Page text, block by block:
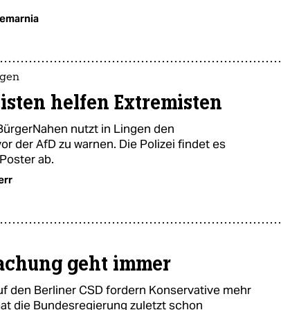
helfen Extremisten
nutzt in Lingen den
der AfD zu warnen. Die Polizei findet es
ab.
geht immer
den Berliner CSD fordern Konservative mehr
die Bundesregierung zuletzt schon